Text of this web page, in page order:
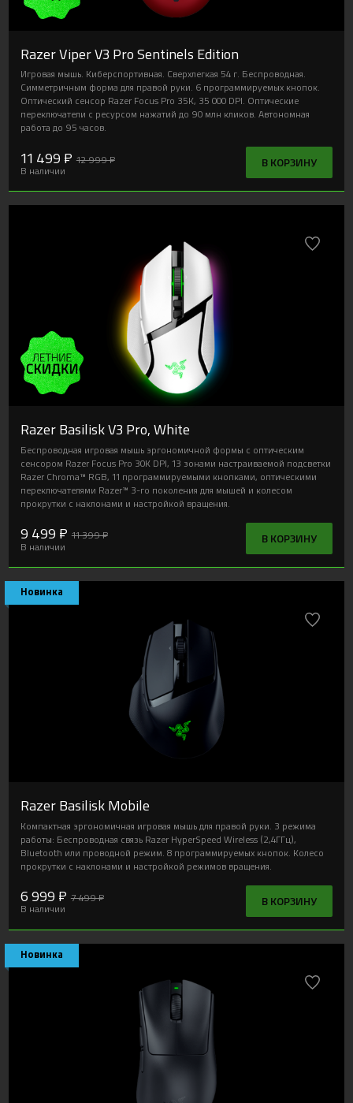
Razer Viper V3 Pro Sentinels Edition
Игровая мышь. Киберспортивная. Сверхлегкая 54 г. Беспроводная.
Симметричным форма для правой руки. 6 программируемых кнопок.
Оптический сенсор Razer Focus Pro 35K, 35 000 DPI. Оптические
переключатели с ресурсом нажатий до 90 млн кликов. Автономная
работа до 95 часов.
11 499 ₽ 12 999 ₽
В наличии
В КОРЗИНУ
Razer Basilisk V3 Pro, White
Беспроводная игровая мышь эргономичной формы с оптическим
сенсором Razer Focus Pro 30K DPI, 13 зонами настраиваемой подсветки
Razer Chroma™ RGB, 11 программируемыми кнопками, оптическими
переключателями Razer™ 3-го поколения для мышей и колесом
прокрутки с наклонами и настройкой вращения.
9 499 ₽ 11 399 ₽
В наличии
В КОРЗИНУ
Новинка
Razer Basilisk Mobile
Компактная эргономичная игровая мышь для правой руки. 3 режима
работы: Беспроводная связь Razer HyperSpeed Wireless (2,4ГГц),
Bluetooth или проводной режим. 8 программируемых кнопок. Колесо
прокрутки с наклонами и настройкой режимов вращения.
6 999 ₽ 7 499 ₽
В наличии
В КОРЗИНУ
Новинка